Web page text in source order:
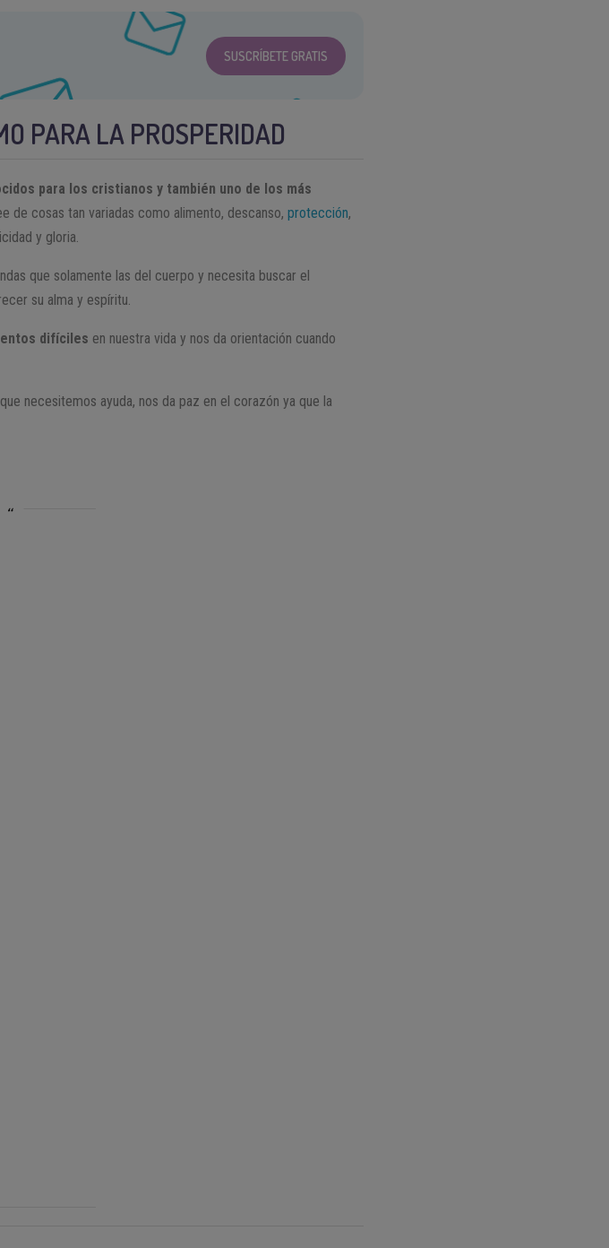
SUSCRÍBETE GRATIS
PARA LA PROSPERIDAD
para los cristianos y también uno de los más
de cosas tan variadas como alimento, descanso,protección,
y gloria.
que solamente las del cuerpo y necesita buscar el
su alma y espíritu.
difíciles en nuestra vida y nos da orientación cuando
necesitemos ayuda, nos da paz en el corazón ya que la